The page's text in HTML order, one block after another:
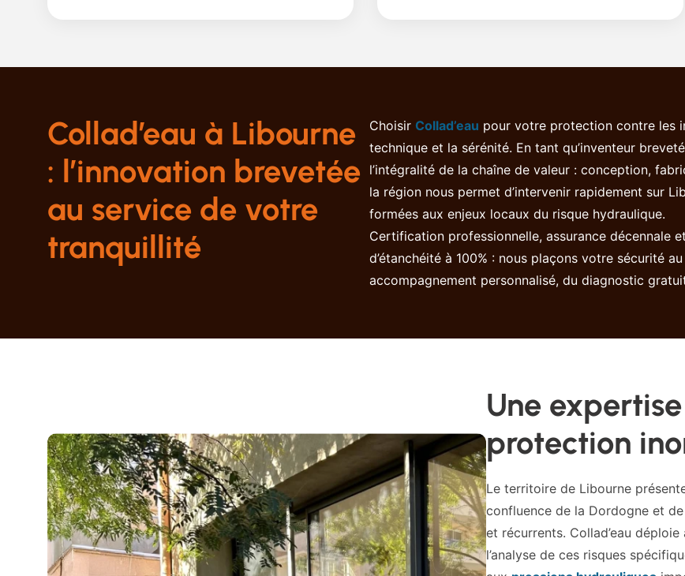
Collad’eau à Libourne
: l’innovation brevetée
au service de votre
tranquillité
Choisir Collad’eau pour votre protection contre les
technique et la sérénité. En tant qu’inventeur
l’intégralité de la chaîne de valeur : conception,
la région nous permet d’intervenir rapidement sur
formées aux enjeux locaux du risque hydraulique.
Certification professionnelle, assurance décennale
d’étanchéité à 100% : nous plaçons votre sécurité
accompagnement personnalisé, du diagnostic
Une
protection
Le territoire de Libourne
confluence de la Dordogne et
et récurrents. Collad’eau
l’analyse de ces risques